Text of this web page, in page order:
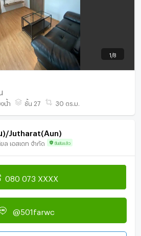
1 /8
น้ำ ชั้น 27 30 ตร.ม.
)/Jutharat(Aun)
ล เอสเตท จำกัด ยืนยันแล้ว
080 073 XXXX
@501farwc